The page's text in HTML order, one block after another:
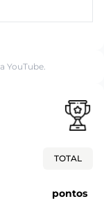
YouTube.
TOTAL
pontos